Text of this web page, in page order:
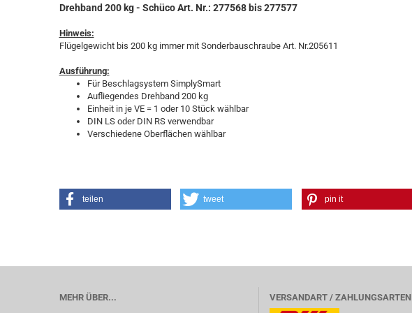
Drehband 200 kg - Schüco Art. Nr.: 277568 bis 277577
Hinweis:
Flügelgewicht bis 200 kg immer mit Sonderbauschraube Art. Nr.205611
Ausführung:
Für Beschlagsystem SimplySmart
Aufliegendes Drehband 200 kg
Einheit in je VE = 1 oder 10 Stück wählbar
DIN LS oder DIN RS verwendbar
Verschiedene Oberflächen wählbar
teilen tweet pin it
MEHR ÜBER... VERSANDART / ZAHLUNGSARTEN